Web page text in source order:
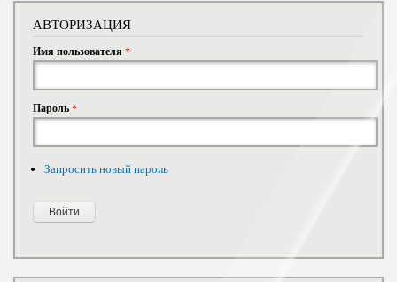
АВТОРИЗАЦИЯ
Имя пользователя *
Пароль*
Запросить новый пароль